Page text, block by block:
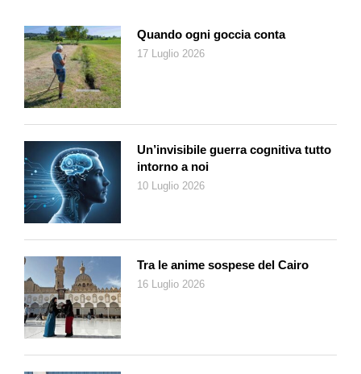
Quando ogni goccia conta
17 Luglio 2026
Un’invisibile guerra cognitiva tutto
intorno a noi
10 Luglio 2026
Tra le anime sospese del Cairo
16 Luglio 2026